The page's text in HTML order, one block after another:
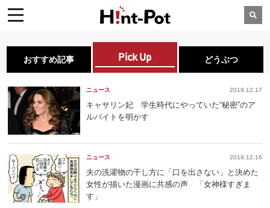
おすすめ記事 Pick Up どうぶつ
ニュース 2019.12.17
キャサリン妃 学生時代にやっていた“秘密”のア
ルバイトを明かす
ニュース 2019.12.16
夫の洗濯物の干し方に「口を出さない」と決めた
女性が描いた漫画に共感の声 「女神様すぎま
す」